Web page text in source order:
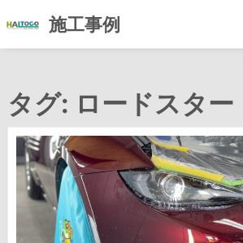
施工事例
タグ: ロードスター